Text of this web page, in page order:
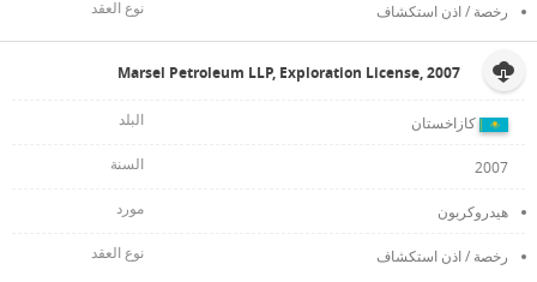
رخصة / اذن استكشاف
Marsel Petroleum LLP, Exploration License, 2007
كازاخستان
2007
هيدروكربون
رخصة / اذن استكشاف